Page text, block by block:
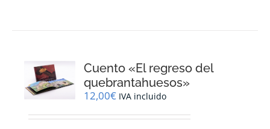
Cuento «El regreso del
quebrantahuesos»
12,00€ IVA incluido